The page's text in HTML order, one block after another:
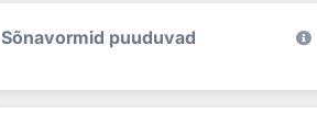
Sõnavormid puuduvad